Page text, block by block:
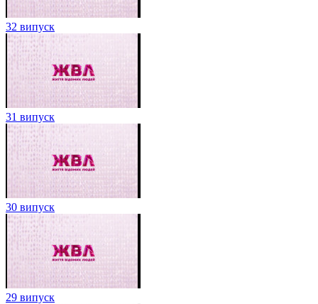
32 випуск
31 випуск
30 випуск
29 випуск